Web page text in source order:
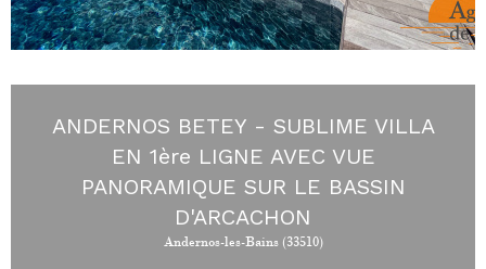
ANDERNOS BETEY - SUBLIME VILLA
EN 1ère LIGNE AVEC VUE
PANORAMIQUE SUR LE BASSIN
D'ARCACHON
Andernos-les-Bains (33510)